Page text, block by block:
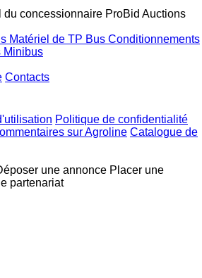
du concessionnaire ProBid Auctions
Matériel de TP Bus Conditionnements
Minibus
Contacts
Politique de confidentialité
sur Agroline Catalogue de
une annonce Placer une
partenariat